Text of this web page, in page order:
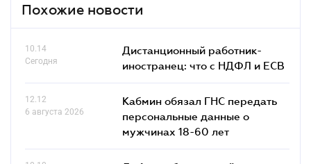
Похожие новости
10.14
Сегодня
Дистанционный работник-
иностранец: что с НДФЛ и ЕСВ
12.12
6 августа 2026
Кабмин обязал ГНС передать
персональные данные о
мужчинах 18-60 лет